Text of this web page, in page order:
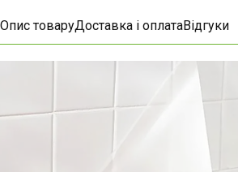
Опис товаруДоставка і оплатаВідгуки